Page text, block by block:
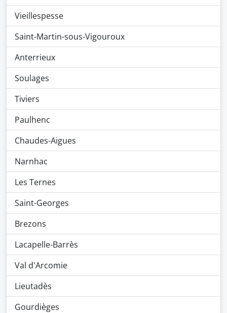
Vieillespesse
Saint-Martin-sous-Vigouroux
Anterrieux
Soulages
Tiviers
Paulhenc
Chaudes-Aigues
Narnhac
Les Ternes
Saint-Georges
Brezons
Lacapelle-Barrès
Val d'Arcomie
Lieutadès
Gourdièges